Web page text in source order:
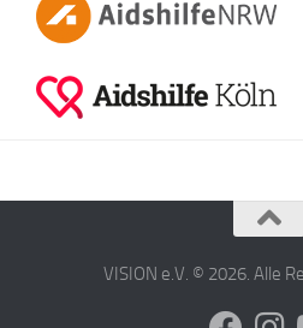
VISION e.V. © 2026. Alle